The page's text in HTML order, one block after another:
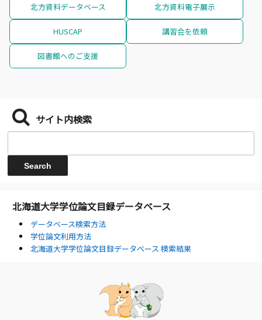
北方資料データベース 北方資料電子展示
HUSCAP 講習会を依頼
図書館へのご支援
サイト内検索
北海道大学学位論文目録データベース
データベース検索方法
学位論文利用方法
北海道大学学位論文目録データベース 検索結果